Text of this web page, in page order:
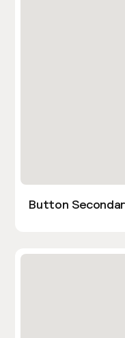
Button